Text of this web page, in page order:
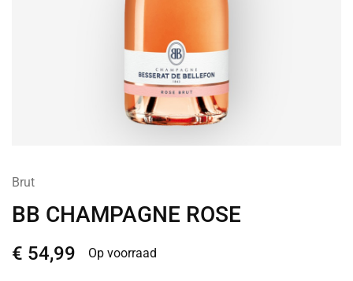
Brut
BB CHAMPAGNE ROSE
€ 54,99 Op voorraad